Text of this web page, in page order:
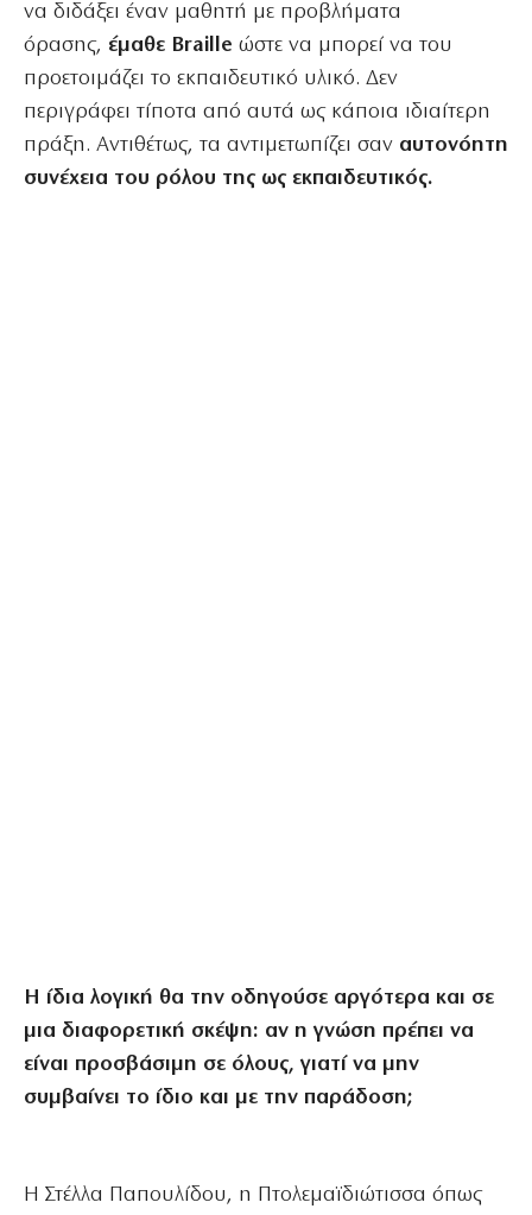
να διδάξει έναν μαθητή με προβλήματα
όρασης, έμαθε Braille ώστε να μπορεί να του
προετοιμάζει το εκπαιδευτικό υλικό. Δεν
περιγράφει τίποτα από αυτά ως κάποια ιδιαίτερη
πράξη. Αντιθέτως, τα αντιμετωπίζει σαν αυτονόητη
συνέχεια του ρόλου της ως εκπαιδευτικός.
Η ίδια λογική θα την οδηγούσε αργότερα και σε
μια διαφορετική σκέψη: αν η γνώση πρέπει να
είναι προσβάσιμη σε όλους, γιατί να μην
συμβαίνει το ίδιο και με την παράδοση;
Η Στέλλα Παπουλίδου, η Πτολεμαϊδιώτισσα όπως